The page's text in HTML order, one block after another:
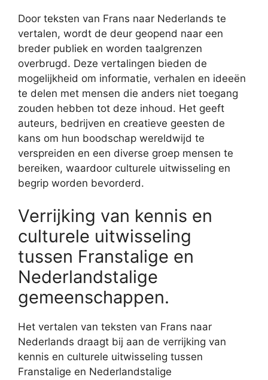
Door teksten van Frans naar Nederlands te
vertalen, wordt de deur geopend naar een
breder publiek en worden taalgrenzen
overbrugd. Deze vertalingen bieden de
mogelijkheid om informatie, verhalen en ideeën
te delen met mensen die anders niet toegang
zouden hebben tot deze inhoud. Het geeft
auteurs, bedrijven en creatieve geesten de
kans om hun boodschap wereldwijd te
verspreiden en een diverse groep mensen te
bereiken, waardoor culturele uitwisseling en
begrip worden bevorderd.
Verrijking van kennis en
culturele uitwisseling
tussen Franstalige en
Nederlandstalige
gemeenschappen.
Het vertalen van teksten van Frans naar
Nederlands draagt bij aan de verrijking van
kennis en culturele uitwisseling tussen
Franstalige en Nederlandstalige